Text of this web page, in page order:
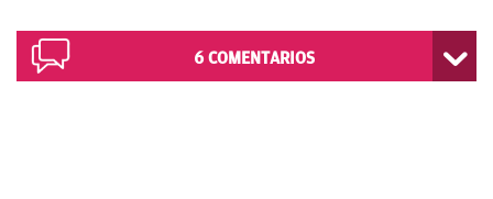
6 COMENTARIOS